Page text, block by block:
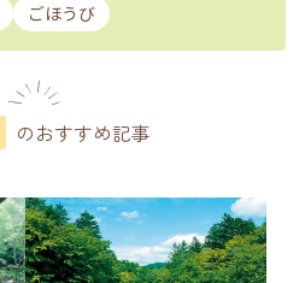
ごほうび
のおすすめ記事